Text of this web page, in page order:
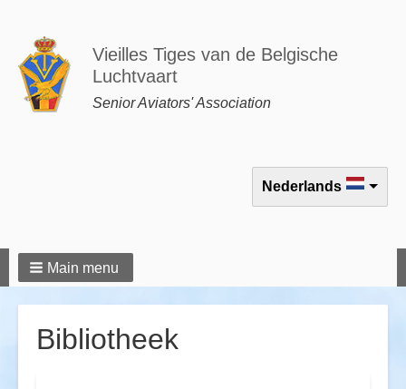
Vieilles Tiges van de Belgische
Luchtvaart
Senior Aviators' Association
Select your language
Nederlands
Main menu
Bibliotheek